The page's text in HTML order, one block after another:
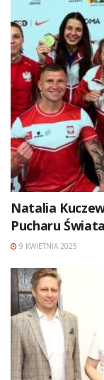
Natalia
Pucharu
9 KWIETNIA 2025